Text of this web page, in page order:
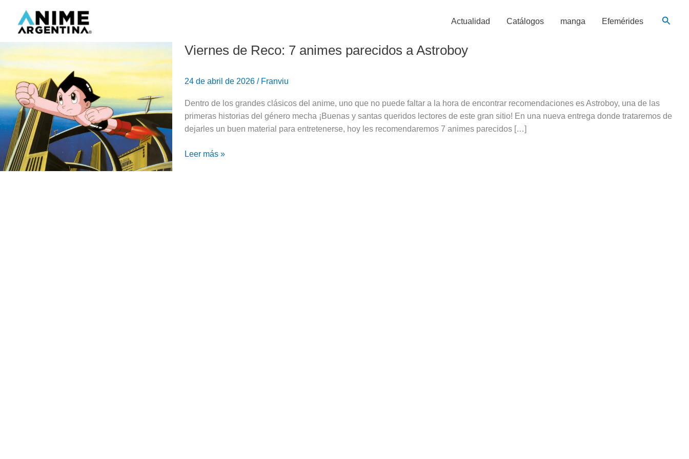
contenido
Actualidad Catálogos manga Efemérides
Viernes de Reco: 7 animes parecidos a Astroboy
24 de abril de 2026 / Franviu
Dentro de los grandes clásicos del anime, uno que no puede faltar a la hora de encontrar recomendaciones es Astroboy, una de las
primeras historias del género mecha ¡Buenas y santas queridos lectores de este gran sitio! En una nueva entrega donde trataremos de
dejarles un buen material para entretenerse, hoy les recomendaremos 7 animes parecidos […]
Viernes
7
animes
parecidos
a
Leer más »